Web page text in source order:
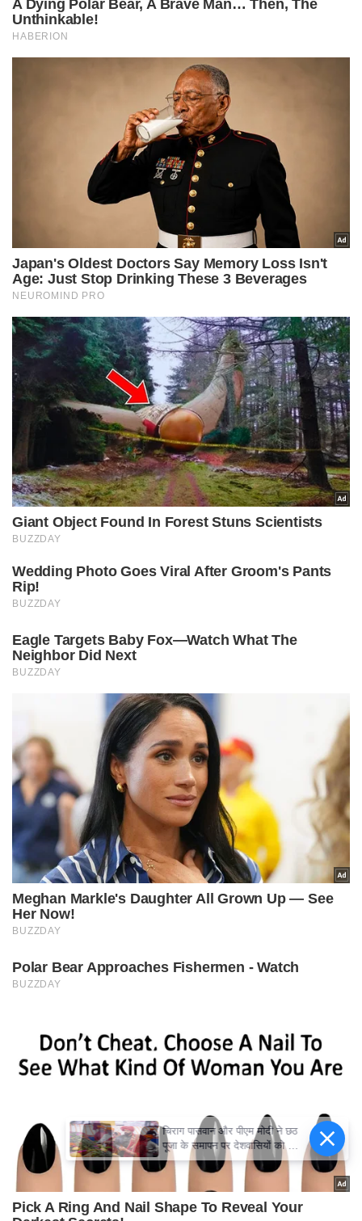
चिराग पासवान और पीएम मोदी ने छठ
पूजा के समापन पर देशवासियों को दी
शुभकामनाएं, छठी मैया से देश की
समृद्धि की कामना की